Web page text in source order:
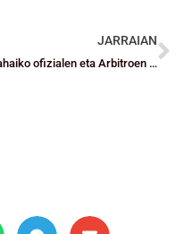
JARRAIAN
Mahaiko ofizialen eta Arbitroen Ikastaroa